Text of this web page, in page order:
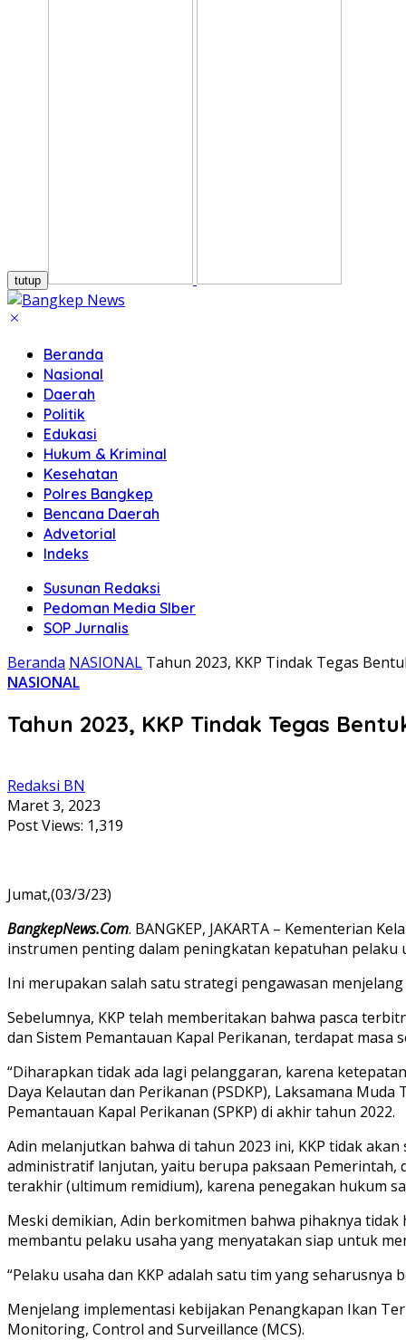
tutup
Beranda
Nasional
Daerah
Politik
Edukasi
Hukum & Kriminal
Kesehatan
Polres Bangkep
Bencana Daerah
Advetorial
Indeks
Susunan Redaksi
Pedoman Media SIber
SOP Jurnalis
Beranda NASIONAL Tahun 2023, KKP Tindak Tegas
NASIONAL
Tahun 2023, KKP Tindak Tegas
Redaksi BN
Maret 3, 2023
Post Views: 1,319
Jumat,(03/3/23)
BangkepNews.Com. BANGKEP, JAKARTA – Kementerian
instrumen penting dalam peningkatan kepatuhan pelaku
Ini merupakan salah satu strategi pengawasan
Sebelumnya, KKP telah memberitakan bahwa pasca
dan Sistem Pemantauan Kapal Perikanan, terdapat
“Diharapkan tidak ada lagi pelanggaran, karena
Daya Kelautan dan Perikanan (PSDKP), Laksamana
Pemantauan Kapal Perikanan (SPKP) di akhir tahun 2022.
Adin melanjutkan bahwa di tahun 2023 ini, KKP tidak
administratif lanjutan, yaitu berupa paksaan Pemerintah,
terakhir (ultimum remidium), karena penegakan hukum
Meski demikian, Adin berkomitmen bahwa pihaknya
membantu pelaku usaha yang menyatakan siap untuk
“Pelaku usaha dan KKP adalah satu tim yang
Menjelang implementasi kebijakan Penangkapan Ikan
Monitoring, Control and Surveillance (MCS).